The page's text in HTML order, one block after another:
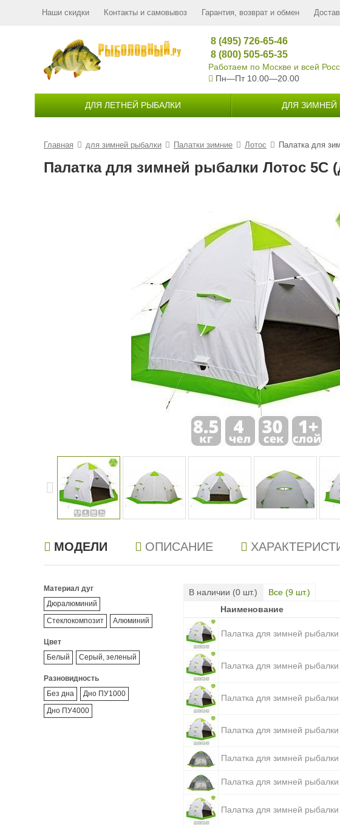
Наши скидки Контакты и самовывоз Гарантия, возврат и обмен
8 (495) 726-65-46
8 (800) 505-65-35
Работаем по Москве и всей
Пн—Пт 10.00—20.00
ДЛЯ ЛЕТНЕЙ РЫБАЛКИ ДЛЯ ЗИМНЕЙ
Главная для зимней рыбалки Палатки зимние Лотос Палатка для
Палатка для зимней рыбалки Лотос 5С
МОДЕЛИ ОПИСАНИЕ
Материал дуг
Дюралюминий
Стеклокомпозит
Алюминий
Цвет
Белый
Серый, зеленый
Разновидность
Без дна
Дно ПУ1000
Дно ПУ4000
В наличии (0 шт.) Все (9 шт.)
Наименование
Наименование
Палатка для зимней
Палатка для зимней
Палатка для зимней
Палатка для зимней рыбалки
Палатка для зимней
Палатка для зимней
Палатка для зимней